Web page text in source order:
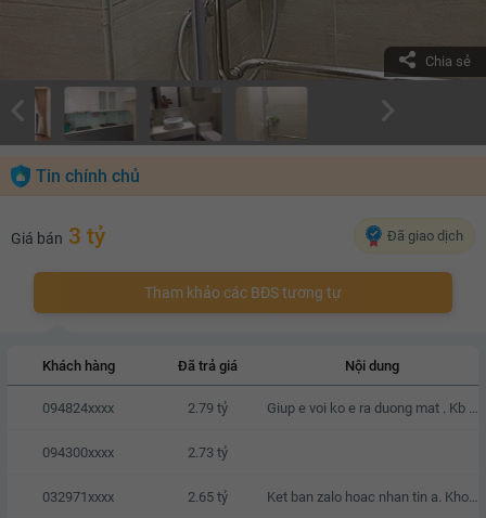
Chia sẻ
Tin chính chủ
Giá bán 3 tỷ Đã giao dịch
Tham khảo các BĐS tương tự
Khách hàng Đã trả giá Nội dung
094824xxxx 2.79 tỷ
094300xxxx 2.73 tỷ
032971xxxx 2.65 tỷ Ket ban zalo hoac nhan tin a. Khong goi nhaa vi toi kha ban